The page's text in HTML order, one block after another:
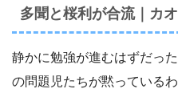
多聞と桜利が合流｜カ
静かに勉強が進むはずだっ
の問題児たちが黙っている